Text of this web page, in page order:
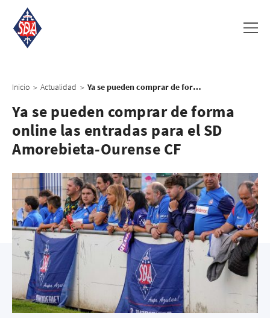
Inicio > Actualidad > Ya se pueden comprar de forma online las entradas para el SD Amorebieta-Ourense CF
Ya se pueden comprar de forma
online las entradas para el SD
Amorebieta-Ourense CF